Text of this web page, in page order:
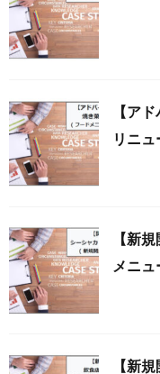
【ア
リニ
【新
メニ
【新